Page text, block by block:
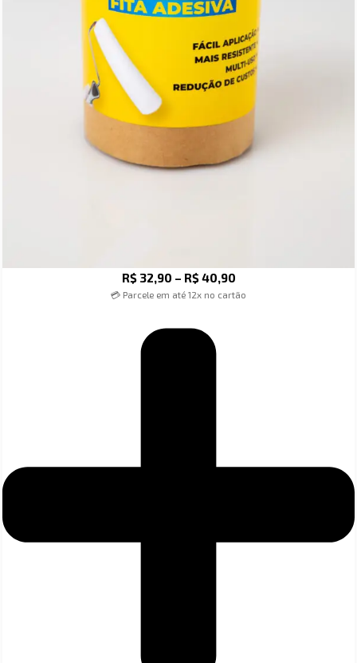
R$32,90 – R$40,90
💳 Parcele em até 12x no cartão